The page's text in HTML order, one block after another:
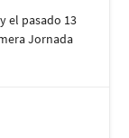
el pasado 13
Jornada